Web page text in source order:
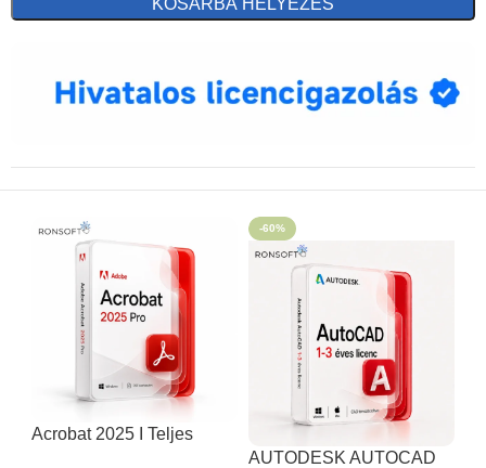
KOSÁRBA HELYEZÉS
Acrobat 2025 I Teljes
-60%
AUTODESK AUTOCAD